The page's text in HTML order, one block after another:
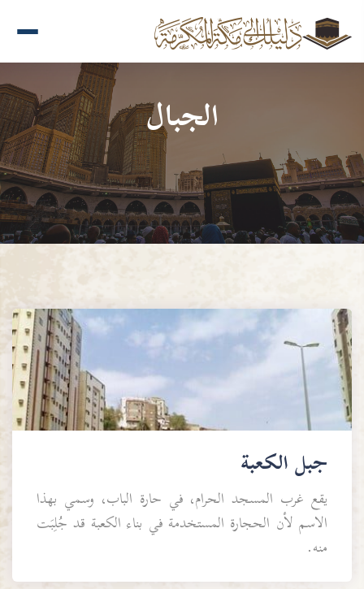
الجبال
جبل الكعبة
يقع غرب المسجد الحرام، في حارة الباب، وسمي بهذا
الاسم لأن الحجارة المستخدمة في بناء الكعبة قد جُلِبَت
منه.